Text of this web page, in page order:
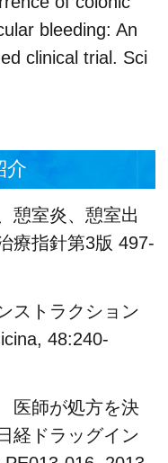
bleeding: An
clinical trial. Sci
介
憩室炎、憩室出
療指針第3版 497-
ストラクション
48:240-
師が処方を決
経ドラッグイン